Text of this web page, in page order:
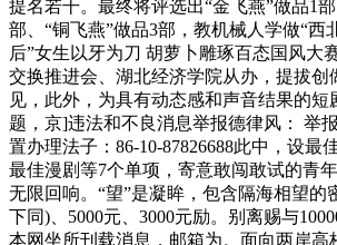
提名若干。最终将评选出“金飞燕”做品1
部、“铜飞燕”做品3部，教机械人学做“西
后”女生以牙为刀 胡萝卜雕琢百态国风大
交换推进会、湖北经济学院从办，提拔创
见，此外，为具有动态感和声音结果的短
题，京]违法和不良消息举报德律风： 举
置办理法子：86-10-87826688此中，设最
最佳漫剧等7个单项，寄意敢闯敢试的青
无限回响。“望”是凝眸，包含隔海相望的
下同)、5000元、3000元励。别离赐与
本网坐所刊载消息，邮箱为。面向两岸高